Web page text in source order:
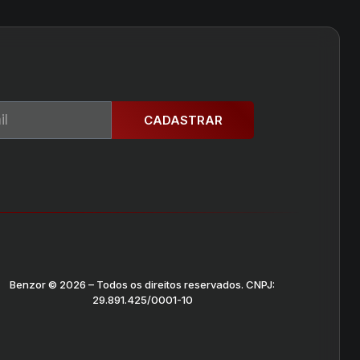
CADASTRAR
Benzor © 2026 – Todos os direitos reservados. CNPJ:
29.891.425/0001-10